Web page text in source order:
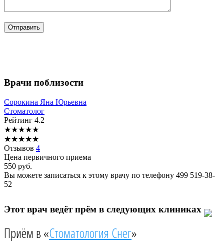
Врачи поблизости
Сорокина Яна Юрьевна
Стоматолог
Рейтинг 4.2
★★★★★
★★★★★
Отзывов 4
Цена первичного приема
550 руб.
Вы можете записаться к этому врачу по телефону 499 519-38-
52
Этот врач ведёт прём в следующих клиниках
Приём в «Стоматология Снег»